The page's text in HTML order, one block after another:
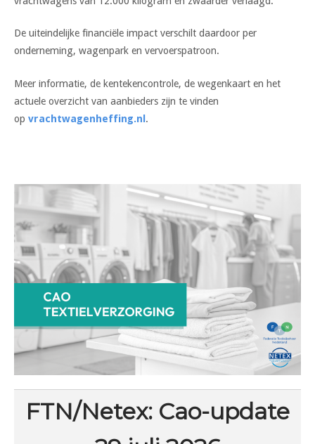
De uiteindelijke financiële impact verschilt daardoor per
onderneming, wagenpark en vervoerspatroon.
Meer informatie, de kentekencontrole, de wegenkaart en het
actuele overzicht van aanbieders zijn te vinden
op vrachtwagenheffing.nl .
FTN/Netex: Cao-update